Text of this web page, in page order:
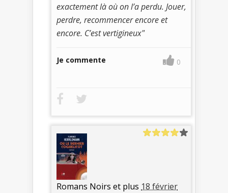
exactement là où on l’a perdu. Jouer,
perdre, recommencer encore et
encore. C’est vertigineux"
Je commente 0
Romans Noirs et plus 18 février